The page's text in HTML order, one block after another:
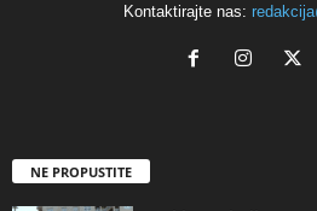
Kontaktirajte nas:
NE PROPUSTITE